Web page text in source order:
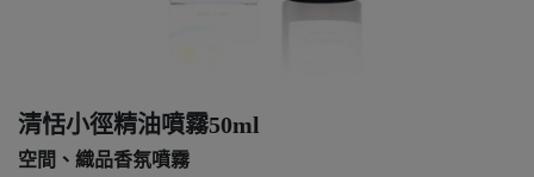
清恬小徑精油噴霧50ml
空間、織品香氛噴霧